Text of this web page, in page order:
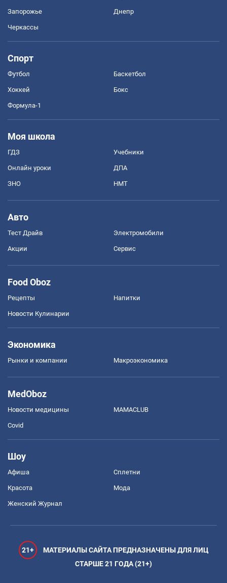
Запорожье Днепр
Черкассы
Спорт
Футбол Баскетбол
Хоккей Бокс
Формула-1
Моя школа
ГДЗ Учебники
Онлайн уроки ДПА
ЗНО НМТ
Авто
Тест Драйв Электромобили
Акции Сервис
Food Oboz
Рецепты Напитки
Новости Кулинарии
Экономика
Рынки и компании Mакроэкономика
MedOboz
Новости медицины MAMACLUB
Covid
Шоу
Афиша Сплетни
Красота Мода
Женский Журнал
21+
МАТЕРИАЛЫ САЙТА ПРЕДНАЗНАЧЕНЫ ДЛЯ ЛИЦ
СТАРШЕ 21 ГОДА (21+)